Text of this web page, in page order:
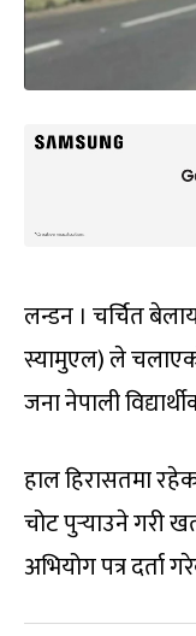
लन्डन । चर्चित
स्यामुएल) ले
जना नेपाली
हाल हिरासतमा
चोट पुर्‍याउने गरी
अभियोग पत्र दर्ता